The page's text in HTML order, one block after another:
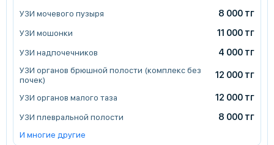
УЗИ мочевого пузыря 8 000 тг
УЗИ мошонки 11 000 тг
УЗИ надпочечников 4 000 тг
УЗИ органов брюшной полости (комплекс без
почек)
12 000 тг
УЗИ органов малого таза 12 000 тг
УЗИ плевральной полости 8 000 тг
И многие другие